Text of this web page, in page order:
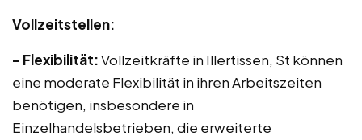
Vollzeitstellen:
– Flexibilität:Vollzeitkräfte in Illertissen, St können
eine moderate Flexibilität in ihren Arbeitszeiten
benötigen, insbesondere in
Einzelhandelsbetrieben, die erweiterte